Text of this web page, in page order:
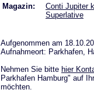
Magazin:
Conti Jupiter
Superlative
Aufgenommen am
Aufnahmeort: Parkhafen,
Nehmen Sie bitte hier
Parkhafen Hamburg" auf
möchten.